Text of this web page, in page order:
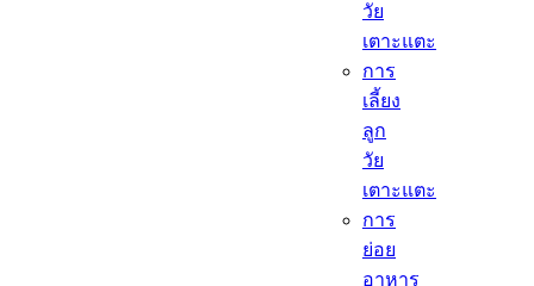
วัย
เตาะแตะ
การ
เลี้ยง
ลูก
วัย
เตาะแตะ
การ
ย่อย
อาหาร